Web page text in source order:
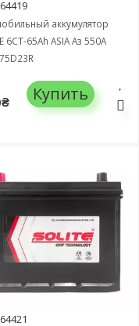
аккумулятор
6СТ-65Ah ASIA Аз 550А
Купить